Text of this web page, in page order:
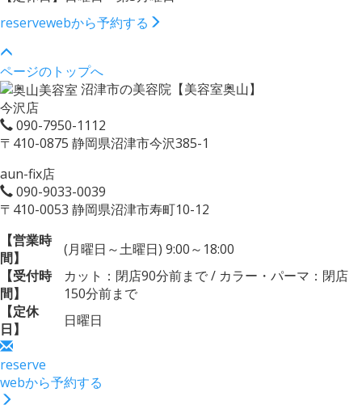
reservewebから予約する
ページのトップへ
沼津市の美容院【美容室奥山】
今沢店
090-7950-1112
〒410-0875 静岡県沼津市今沢385-1
aun-fix店
090-9033-0039
〒410-0053 静岡県沼津市寿町10-12
【営業時
間】
(月曜日～土曜日) 9:00～18:00
【受付時
間】
カット：閉店90分前まで / カラー・パーマ：閉店
150分前まで
【定休
日】
日曜日
reserve
webから予約する